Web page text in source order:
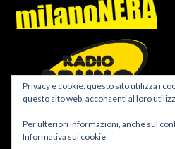
Privacy e cookie: questo sito utilizza i
questo sito web, acconsenti al loro
Per ulteriori informazioni, anche sul
Informativa sui cookie